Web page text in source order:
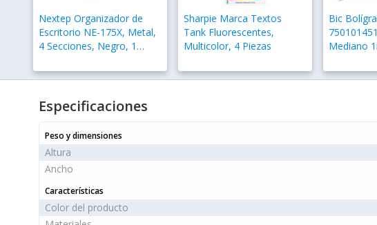
Nextep Organizador de
Escritorio NE-175X, Metal,
4 Secciones, Negro, 1
Sharpie Marca Textos
Tank Fluorescentes,
Multicolor, 4 Piezas
Bic
Mediano
Especificaciones
Peso y dimensiones
Altura
Ancho
Características
Color del producto